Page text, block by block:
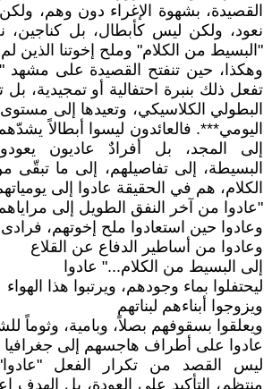
القصيدة، بشهوة الإغراء دون وهم،
نعود، ولكن ليس كأبطال، بل كناجين،
"البسيط من الكلام" وملح إخوتنا الذين لم
وهكذا، حين تنفتح القصيدة على مشهد
تفعل ذلك بنبرة احتفالية أو تمجيدية، بل
البطولي الكلاسيكي، وتعيدها إلى
اليومي***. فالعائدون ليسوا أبطالاً
إلى المجد، بل أفرادٌ عاديون
البسيطة، إلى تفاصيلهم، إلى ما تبقّى
الكلام، هم في الحقيقة عادوا إلى
"عادوا من آخر النفق الطويل إلى
وعادوا حين استعادوا ملح إخوتهم،
وعادوا من أساطير الدفاع عن القلاع
إلى البسيط من الكلام..." عادوا
ليحتفلوا بماء وجودهم، ويرتبوا هذا الهواء
ويزوجوا أبناءهم لبناتهم
ويعلقوا بسقوفهم بصلاً، وبامية، وثوماً
عادوا على أطراف هاجسهم إلى جغرافيا
ليس القصد من تكرار الفعل "عادوا"
منتظم، التأكيد على العودة، بل الهدف